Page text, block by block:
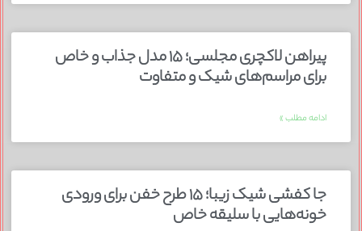
پیراهن لاکچری مجلسی؛ ۱۵ مدل جذاب و خاص
برای مراسم‌های شیک و متفاوت
ادامه مطلب »
جا کفشی شیک زیبا؛ ۱۵ طرح خفن برای ورودی
خونه‌هایی با سلیقه خاص